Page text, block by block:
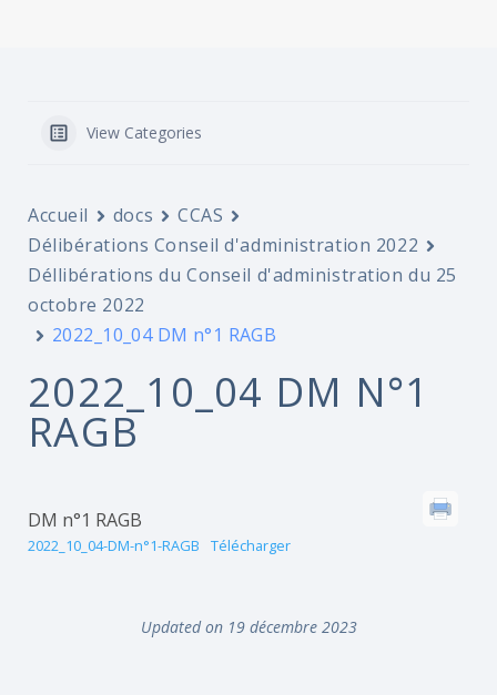
View Categories
Accueil docs
CCAS
Délibérations Conseil d'administration 2022
Déllibérations du Conseil d'administration du 25
octobre 2022
2022_10_04 DM n°1 RAGB
2022_10_04 DM N°1
RAGB
DM n°1 RAGB
2022_10_04-DM-n°1-RAGB Télécharger
Updated on 19 décembre 2023